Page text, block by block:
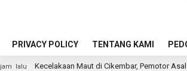
PRIVACY POLICY TENTANG KAMI
Maut di Cikembar, Pemotor Asal Cimanggu Tewas